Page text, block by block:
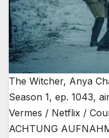
The Witcher, Anya
Season 1, ep. 1043,
Vermes / Netflix /
ACHTUNG